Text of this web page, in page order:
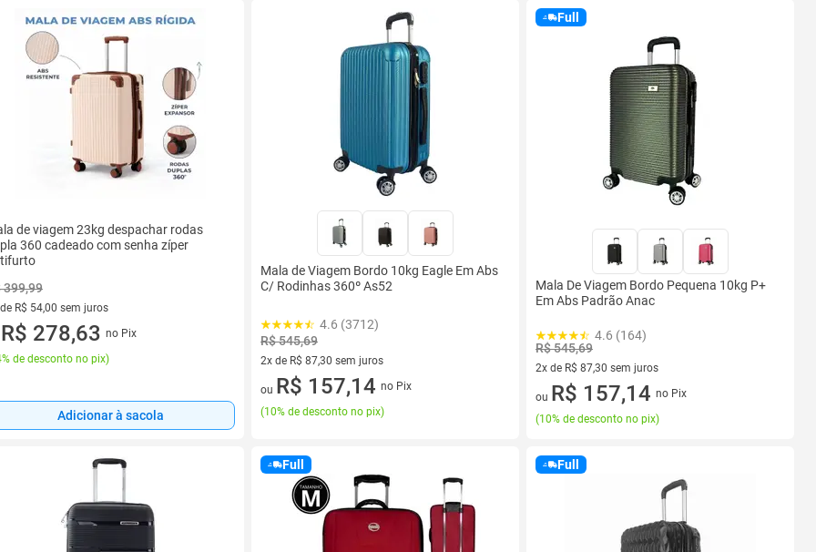
de viagem 23kg despachar rodas
360 cadeado com senha zíper
399,99
R$ 54,00 sem juros
de R$ 54,00 sem juros
R$ 278,63 no Pix
de desconto no pix)
Adicionar à sacola
Mala de Viagem Bordo 10kg Eagle Em Abs
C/ Rodinhas 360º As52
4.6 (3712)
R$ 545,69
2x de R$ 87,30 sem juros
2 vez de R$ 87,30 sem juros
ou R$ 157,14 no Pix
(10% de desconto no pix)
Full
Mala De Viagem Bordo Pequena 10kg P+
Em Abs Padrão Anac
4.6 (164)
R$ 545,69
2x de R$ 87,30 sem juros
2 vez de R$ 87,30 sem juros
ou R$ 157,14 no Pix
(10% de desconto no pix)
Full Full